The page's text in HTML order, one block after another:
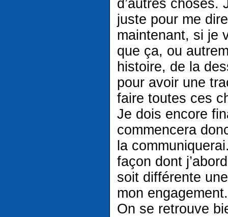
d’autres choses.
juste pour me
maintenant, si je
que ça, ou
histoire, de la
pour avoir une
faire toutes ces
Je dois encore
commencera
la
façon dont
soit différente
mon engagement.
On se retrouve